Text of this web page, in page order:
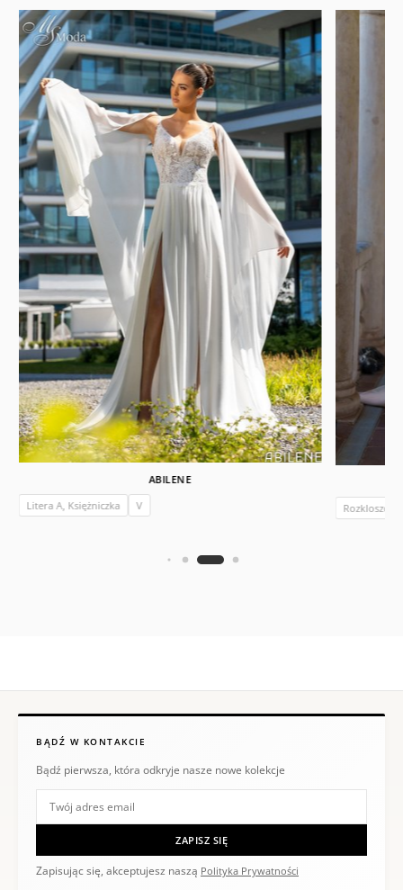
ABILENE
Litera A, Księżniczka
V
BĄDŹ W KONTAKCIE
Bądź pierwsza, która odkryje nasze nowe kolekcje
ZAPISZ SIĘ
Zapisując się, akceptujesz naszą Polityka Prywatności